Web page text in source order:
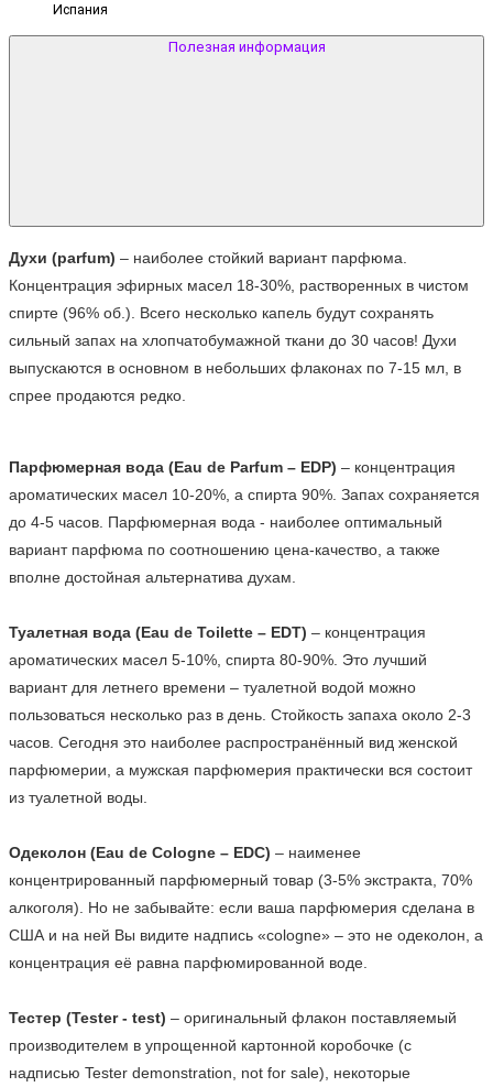
Испания
Полезная информация
Духи (parfum) – наиболее стойкий вариант парфюма.
Концентрация эфирных масел 18-30%, растворенных в чистом
спирте (96% об.). Всего несколько капель будут сохранять
сильный запах на хлопчатобумажной ткани до 30 часов! Духи
выпускаются в основном в небольших флаконах по 7-15 мл, в
спрее продаются редко.
Парфюмерная вода (Eau de Parfum – EDP) – концентрация
ароматических масел 10-20%, а спирта 90%. Запах сохраняется
до 4-5 часов. Парфюмерная вода - наиболее оптимальный
вариант парфюма по соотношению цена-качество, а также
вполне достойная альтернатива духам.
Туалетная вода (Eau de Toilette – EDT) – концентрация
ароматических масел 5-10%, спирта 80-90%. Это лучший
вариант для летнего времени – туалетной водой можно
пользоваться несколько раз в день. Стойкость запаха около 2-3
часов. Сегодня это наиболее распространённый вид женской
парфюмерии, а мужская парфюмерия практически вся состоит
из туалетной воды.
Одеколон (Eau de Cologne – EDC) – наименее
концентрированный парфюмерный товар (3-5% экстракта, 70%
алкоголя). Но не забывайте: если ваша парфюмерия сделана в
США и на ней Вы видите надпись «cologne» – это не одеколон, а
концентрация её равна парфюмированной воде.
Тестер (Tester - test) – оригинальный флакон поставляемый
производителем в упрощенной картонной коробочке (с
надписью Tester demonstration, not for sale), некоторые